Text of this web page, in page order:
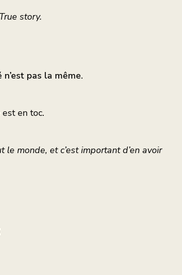
story.
pas la même.
en toc.
monde, et c’est important d’en avoir